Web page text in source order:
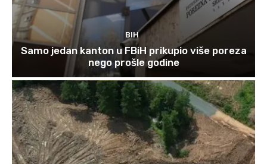
BIH
Samo jedan kanton u FBiH prikupio više poreza
nego prošle godine